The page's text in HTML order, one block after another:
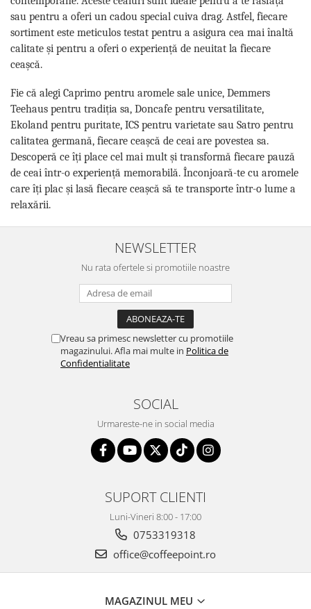
sau pentru a oferi un cadou special cuiva drag. Astfel, fiecare
sortiment este meticulos testat pentru a asigura cea mai înaltă
calitate și pentru a oferi o experiență de neuitat la fiecare
ceașcă.
Fie că alegi Caprimo pentru aromele sale unice, Demmers
Teehaus pentru tradiția sa, Doncafe pentru versatilitate,
Ekoland pentru puritate, ICS pentru varietate sau Satro pentru
calitatea germană, fiecare ceașcă de ceai are povestea sa.
Descoperă ce îți place cel mai mult și transformă fiecare pauză
de ceai într-o experiență memorabilă. Înconjoară-te cu aromele
care îți plac și lasă fiecare ceașcă să te transporte într-o lume a
relaxării.
NEWSLETTER
Nu rata ofertele si promotiile noastre
Vreau sa primesc newsletter cu promotiile
magazinului. Afla mai multe in Politica de
Confidentialitate
SOCIAL
Urmareste-ne in social media
SUPORT CLIENTI
Luni-Vineri 8:00 - 17:00
0753319318
office@coffeepoint.ro
MAGAZINUL MEU